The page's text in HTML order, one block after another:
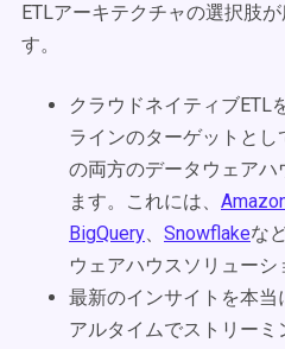
ETLアーキテクチャの選択肢
す。
クラウドネイティブETL
ラインのターゲットと
の両方のデータウェアハ
ます。これには、
BigQuery、 Snowflakeな
ウェアハウスソリューシ
最新のインサイトを本当
アルタイムでストリー